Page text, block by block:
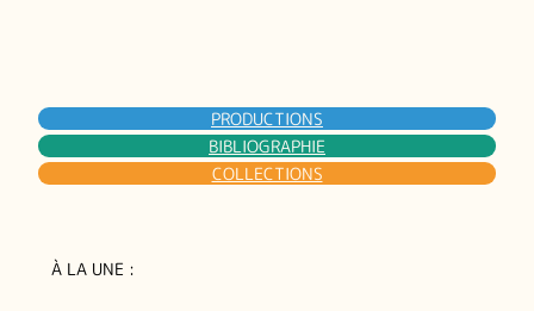
PRODUCTIONS
BIBLIOGRAPHIE
COLLECTIONS
À LA UNE :